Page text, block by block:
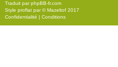
Traduit parphpBB-fr.com
Style proflat par ©Mazeltof 2017
Confidentialité | Conditions